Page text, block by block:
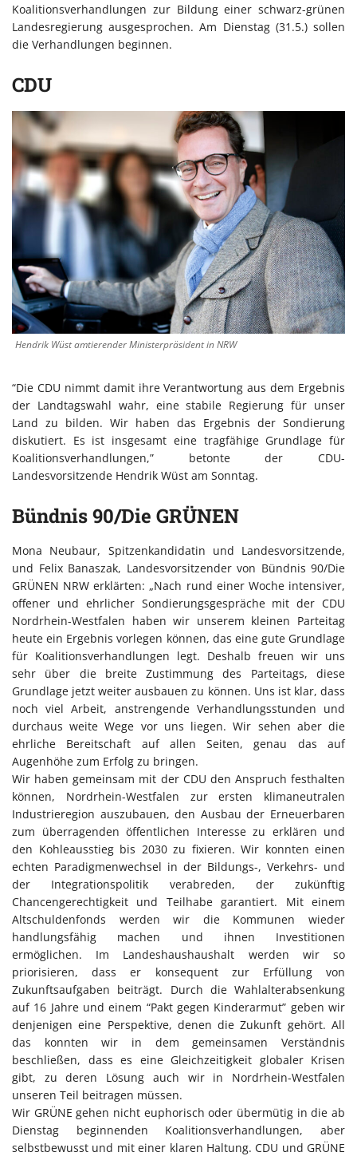
Koalitionsverhandlungen zur Bildung einer schwarz-grünen
Landesregierung ausgesprochen. Am Dienstag (31.5.) sollen
die Verhandlungen beginnen.
CDU
Hendrik Wüst amtierender Ministerpräsident in NRW
“Die CDU nimmt damit ihre Verantwortung aus dem Ergebnis
der Landtagswahl wahr, eine stabile Regierung für unser
Land zu bilden. Wir haben das Ergebnis der Sondierung
diskutiert. Es ist insgesamt eine tragfähige Grundlage für
Koalitionsverhandlungen,” betonte der CDU-
Landesvorsitzende Hendrik Wüst am Sonntag.
Bündnis 90/Die GRÜNEN
Mona Neubaur, Spitzenkandidatin und Landesvorsitzende,
und Felix Banaszak, Landesvorsitzender von Bündnis 90/Die
GRÜNEN NRW erklärten: „Nach rund einer Woche intensiver,
offener und ehrlicher Sondierungsgespräche mit der CDU
Nordrhein-Westfalen haben wir unserem kleinen Parteitag
heute ein Ergebnis vorlegen können, das eine gute Grundlage
für Koalitionsverhandlungen legt. Deshalb freuen wir uns
sehr über die breite Zustimmung des Parteitags, diese
Grundlage jetzt weiter ausbauen zu können. Uns ist klar, dass
noch viel Arbeit, anstrengende Verhandlungsstunden und
durchaus weite Wege vor uns liegen. Wir sehen aber die
ehrliche Bereitschaft auf allen Seiten, genau das auf
Augenhöhe zum Erfolg zu bringen.
Wir haben gemeinsam mit der CDU den Anspruch festhalten
können, Nordrhein-Westfalen zur ersten klimaneutralen
Industrieregion auszubauen, den Ausbau der Erneuerbaren
zum überragenden öffentlichen Interesse zu erklären und
den Kohleausstieg bis 2030 zu fixieren. Wir konnten einen
echten Paradigmenwechsel in der Bildungs-, Verkehrs- und
der Integrationspolitik verabreden, der zukünftig
Chancengerechtigkeit und Teilhabe garantiert. Mit einem
Altschuldenfonds werden wir die Kommunen wieder
handlungsfähig machen und ihnen Investitionen
ermöglichen. Im Landeshaushaushalt werden wir so
priorisieren, dass er konsequent zur Erfüllung von
Zukunftsaufgaben beiträgt. Durch die Wahlalterabsenkung
auf 16 Jahre und einem “Pakt gegen Kinderarmut” geben wir
denjenigen eine Perspektive, denen die Zukunft gehört. All
das konnten wir in dem gemeinsamen Verständnis
beschließen, dass es eine Gleichzeitigkeit globaler Krisen
gibt, zu deren Lösung auch wir in Nordrhein-Westfalen
unseren Teil beitragen müssen.
Wir GRÜNE gehen nicht euphorisch oder übermütig in die ab
Dienstag beginnenden Koalitionsverhandlungen, aber
selbstbewusst und mit einer klaren Haltung. CDU und GRÜNE